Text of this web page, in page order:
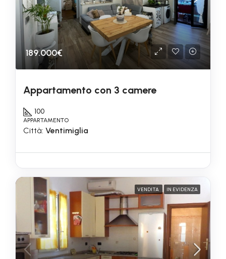
189.000€
Appartamento con 3 camere
100
APPARTAMENTO
Città: Ventimiglia
VENDITA IN EVIDENZA